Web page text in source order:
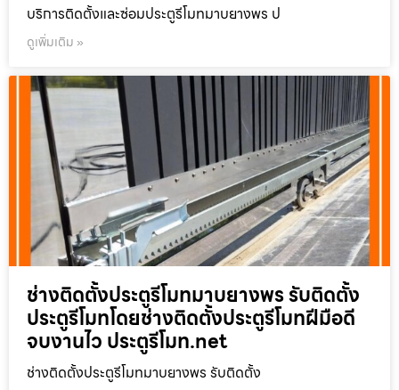
บริการติดตั้งและซ่อมประตูรีโมทมาบยางพร ป
ดูเพิ่มเติม »
ช่างติดตั้งประตูรีโมทมาบยางพร รับติดตั้ง
ประตูรีโมทโดยช่างติดตั้งประตูรีโมทฝีมือดี
จบงานไว ประตูรีโมท.net
ช่างติดตั้งประตูรีโมทมาบยางพร รับติดตั้ง